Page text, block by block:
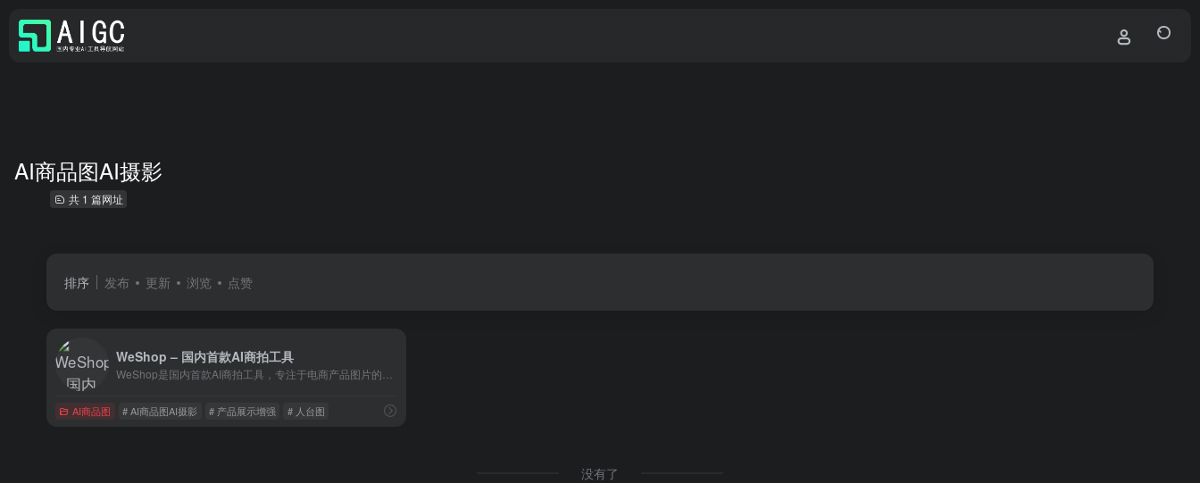
AI商品图AI摄影
共 1 篇网址
排序 发布 更新 浏览 点赞
WeShop – 国内首款AI商拍工具
AI商品图 # AI商品图AI摄影 # 产品展示增强 # 人台图
没有了